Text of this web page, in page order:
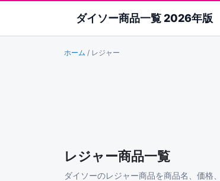
ダイソー商品一覧 2026年版
ホーム / レジャー
レジャー商品一覧
ダイソーのレジャー商品を商品名、価格